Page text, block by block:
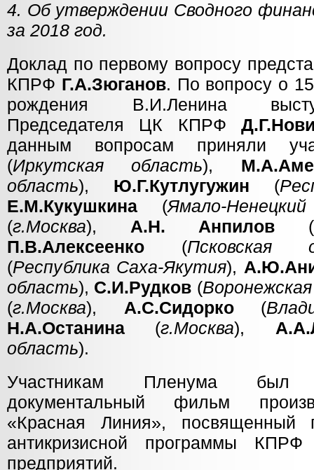
4. Об утверждении Сводного
за 2018 год.
Доклад по первому вопросу
КПРФ Г.А.Зюганов. По вопросу о
рождения В.И.Ленина
Председателя ЦК КПРФ
данным вопросам приняли
(Иркутская область),
область), Ю.Г.Кутлугужин (
Е.М.Кукушкина (Ямало-
(г.Москва), А.Н. Анпилов (
П.В.Алексеенко (Псковская
(Республика Саха-Якутия),
область), С.И.Рудков (
(г.Москва), А.С.Сидорко(
Н.А.Останина (г.Москва),
область).
Участникам Пленума был
документальный фильм
«Красная Линия», посвященный
антикризисной программы
предприятий.